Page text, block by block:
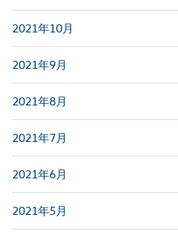
2021年10月
2021年9月
2021年8月
2021年7月
2021年6月
2021年5月